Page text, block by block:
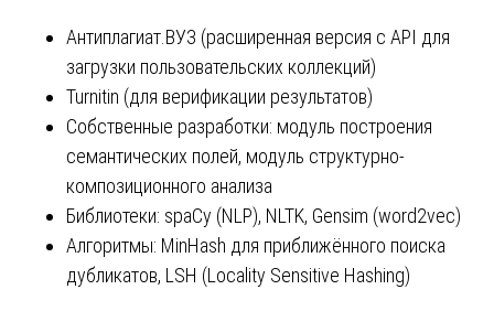
Антиплагиат.ВУЗ (расширенная версия с API для
загрузки пользовательских коллекций)
Turnitin (для верификации результатов)
Собственные разработки: модуль построения
семантических полей, модуль структурно-
композиционного анализа
Библиотеки: spaCy (NLP), NLTK, Gensim (word2vec)
Алгоритмы: MinHash для приближённого поиска
дубликатов, LSH (Locality Sensitive Hashing)